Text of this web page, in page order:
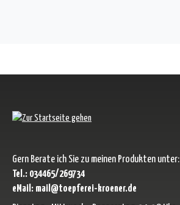
Gern Berate ich Sie zu meinen Produkten unter:
Tel.: 034465/269734
eMail: mail@toepferei-kroener.de